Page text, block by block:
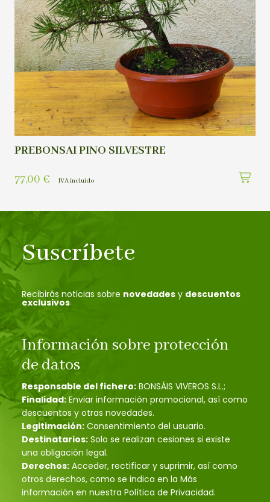
PREBONSAI PINO SILVESTRE
77,00 € IVA incluído
Suscríbete
Recibirás noticias sobre novedades y descuentos
exclusivos
Información sobre protección
de datos
Responsable del fichero: BONSÁIS VIVEROS S.L.;
Finalidad: Enviar información promocional, así como
descuentos y otras novedades.
Legitimación: Consentimiento del usuario.
Destinatarios: Solo se realizan cesiones si existe
una obligación legal.
Derechos: Acceder, rectificar y suprimir, así como
otros derechos, como se indica en la Más
información en nuestra Política de Privacidad.